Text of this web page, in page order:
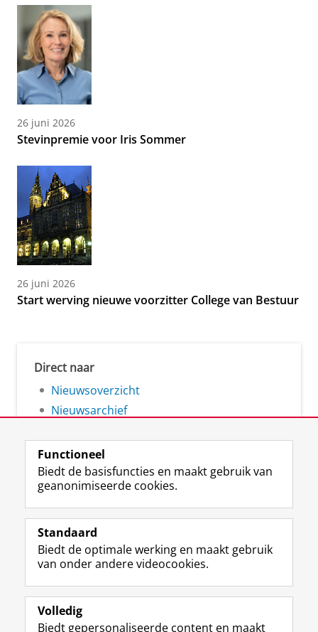
26 juni 2026
Stevinpremie voor Iris Sommer
26 juni 2026
Start werving nieuwe voorzitter College van Bestuur
Direct naar
Nieuwsoverzicht
Nieuwsarchief
Volg de RUG
F
a
e
b
o
p
L
i
k
e
I
-
R
S
-
f
e
R
I
n
t
r
m
Y
o
T
e
k
Studiekiezers
Alumni
Functioneel
Biedt de basisfuncties en maakt gebruik van
geanonimiseerde cookies.
Standaard
Biedt de optimale werking en maakt gebruik
van onder andere videocookies.
Volledig
Biedt gepersonaliseerde content en maakt